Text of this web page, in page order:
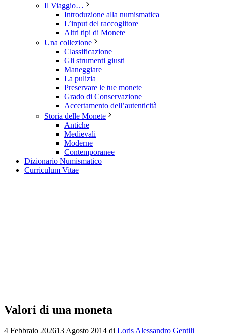
Il Viaggio…
Introduzione alla numismatica
L’input del raccoglitore
Altri tipi di Monete
Una collezione
Classificazione
Gli strumenti giusti
Maneggiare
La pulizia
Preservare le tue monete
Grado di Conservazione
Accertamento dell’autenticità
Storia delle Monete
Antiche
Medievali
Moderne
Contemporanee
Dizionario Numismatico
Curriculum Vitae
Valori di una moneta
4 Febbraio 202613 Agosto 2014 di Loris Alessandro Gentili